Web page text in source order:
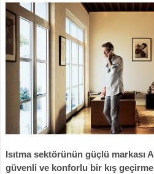
Isıtma sektörünün güçlü markası
güvenli ve konforlu bir kış